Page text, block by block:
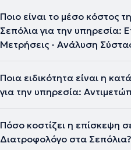
Ποιο είναι το μέσο κόστος
Σεπόλια για την υπηρεσία:
Μετρήσεις - Ανάλυση
Ποια ειδικότητα είναι η
για την υπηρεσία:
Πόσο κοστίζει η επίσκεψη
Διατροφολόγο στα Σεπόλια?